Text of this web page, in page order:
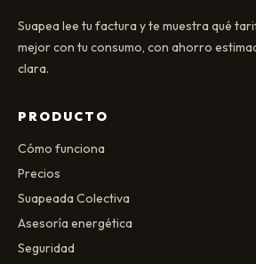
Suapea lee tu factura y te muestra qué
mejor con tu consumo, con ahorro
clara.
PRODUCTO
Cómo funciona
Precios
Suapeada Colectiva
Asesoría energética
Seguridad